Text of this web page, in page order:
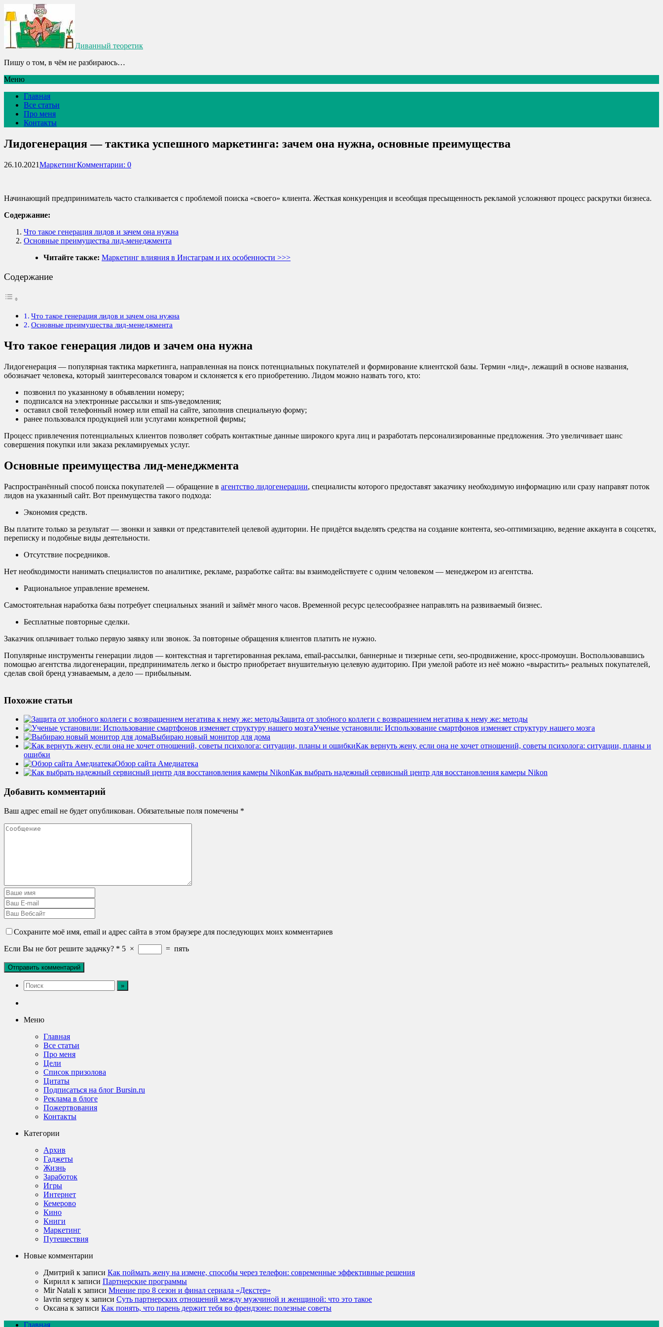
Диванный теоретик
Пишу о том, в чём не разбираюсь…
Меню
Главная
Все статьи
Про меня
Контакты
Лидогенерация — тактика успешного маркетинга: зачем она нужна, основные преимущества
26.10.2021МаркетингКомментарии: 0
Начинающий предприниматель часто сталкивается с проблемой поиска «своего» клиента. Жесткая конкуренция и всеобщая пресыщенность рекламой усложняют процесс раскрутки бизнеса.
Содержание:
Что такое генерация лидов и зачем она нужна
Основные преимущества лид-менеджмента
Читайте также: Маркетинг влияния в Инстаграм и их особенности >>>
Содержание
Что такое генерация лидов и зачем она нужна
Основные преимущества лид-менеджмента
Что такое генерация лидов и зачем она нужна
Лидогенерация — популярная тактика маркетинга, направленная на поиск потенциальных покупателей и формирование клиентской базы. Термин «лид», лежащий в основе названия,
обозначает человека, который заинтересовался товаром и склоняется к его приобретению. Лидом можно назвать того, кто:
позвонил по указанному в объявлении номеру;
подписался на электронные рассылки и sms-уведомления;
оставил свой телефонный номер или email на сайте, заполнив специальную форму;
ранее пользовался продукцией или услугами конкретной фирмы;
Процесс привлечения потенциальных клиентов позволяет собрать контактные данные широкого круга лиц и разработать персонализированные предложения. Это увеличивает шанс
совершения покупки или заказа рекламируемых услуг.
Основные преимущества лид-менеджмента
Распространённый способ поиска покупателей — обращение в агентство лидогенерации, специалисты которого предоставят заказчику необходимую информацию или сразу направят поток
лидов на указанный сайт. Вот преимущества такого подхода:
Экономия средств.
Вы платите только за результат — звонки и заявки от представителей целевой аудитории. Не придётся выделять средства на создание контента, seo-оптимизацию, ведение аккаунта в соцсетях,
переписку и подобные виды деятельности.
Отсутствие посредников.
Нет необходимости нанимать специалистов по аналитике, рекламе, разработке сайта: вы взаимодействуете с одним человеком — менеджером из агентства.
Рациональное управление временем.
Самостоятельная наработка базы потребует специальных знаний и займёт много часов. Временной ресурс целесообразнее направлять на развиваемый бизнес.
Бесплатные повторные сделки.
Заказчик оплачивает только первую заявку или звонок. За повторные обращения клиентов платить не нужно.
Популярные инструменты генерации лидов — контекстная и таргетированная реклама, email-рассылки, баннерные и тизерные сети, seo-продвижение, кросс-промоушн. Воспользовавшись
помощью агентства лидогенерации, предприниматель легко и быстро приобретает внушительную целевую аудиторию. При умелой работе из неё можно «вырастить» реальных покупателей,
сделав свой бренд узнаваемым, а дело — прибыльным.
Похожие статьи
Защита от злобного коллеги с возвращением негатива к нему же: методы
Ученые установили: Использование смартфонов изменяет структуру нашего мозга
Выбираю новый монитор для дома
Как вернуть жену, если она не хочет отношений, советы психолога: ситуации, планы и
ошибки
Обзор сайта Амедиатека
Как выбрать надежный сервисный центр для восстановления камеры Nikon
Добавить комментарий
Ваш адрес email не будет опубликован. Обязательные поля помечены *
Сохраните моё имя, email и адрес сайта в этом браузере для последующих моих комментариев
Если Вы не бот решите задачку? * 5 × = пять
Меню
Главная
Все статьи
Про меня
Цели
Список призолова
Цитаты
Подписаться на блог Bursin.ru
Реклама в блоге
Пожертвования
Контакты
Категории
Архив
Гаджеты
Жизнь
Заработок
Игры
Интернет
Кемерово
Кино
Книги
Маркетинг
Путешествия
Новые комментарии
Дмитрий к записи Как поймать жену на измене, способы через телефон: современные эффективные решения
Кирилл к записи Партнерские программы
Mir Natali к записи Мнение про 8 сезон и финал сериала «Декстер»
lavrin sergey к записи Суть партнерских отношений между мужчиной и женщиной: что это такое
Оксана к записи Как понять, что парень держит тебя во френдзоне: полезные советы
Главная